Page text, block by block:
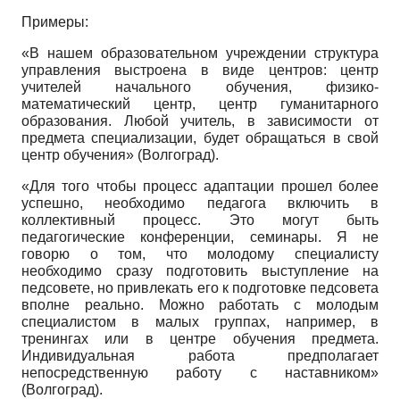
Примеры:
«В нашем образовательном учреждении структура
управления выстроена в виде центров: центр
учителей начального обучения, физико-
математический центр, центр гуманитарного
образования. Любой учитель, в зависимости от
предмета специализации, будет обращаться в свой
центр обучения» (Волгоград).
«Для того чтобы процесс адаптации прошел более
успешно, необходимо педагога включить в
коллективный процесс. Это могут быть
педагогические конференции, семинары. Я не
говорю о том, что молодому специалисту
необходимо сразу подготовить выступление на
педсовете, но привлекать его к подготовке педсовета
вполне реально. Можно работать с молодым
специалистом в малых группах, например, в
тренингах или в центре обучения предмета.
Индивидуальная работа предполагает
непосредственную работу с наставником»
(Волгоград).